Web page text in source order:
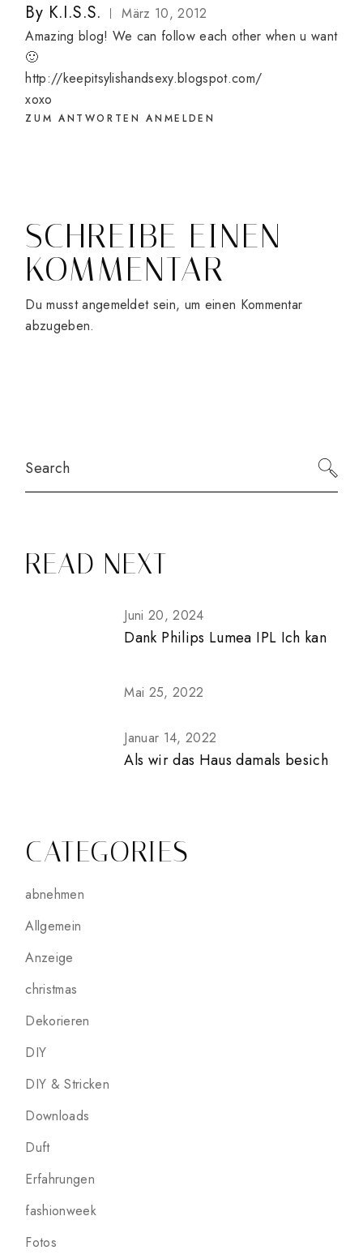
By K.I.S.S.
März 10, 2012
Amazing blog! We can follow each other when u want
🙂
http://keepitsylishandsexy.blogspot.com/
xoxo
ZUM ANTWORTEN ANMELDEN
SCHREIBE EINEN
KOMMENTAR
Du musstangemeldetsein, um einen Kommentar
abzugeben.
READ NEXT
Juni 20, 2024
Dank Philips Lumea IPL Ich kan
Mai 25, 2022
Januar 14, 2022
Als wir das Haus damals besich
CATEGORIES
abnehmen
Allgemein
Anzeige
christmas
Dekorieren
DIY
DIY & Stricken
Downloads
Duft
Erfahrungen
fashionweek
Fotos